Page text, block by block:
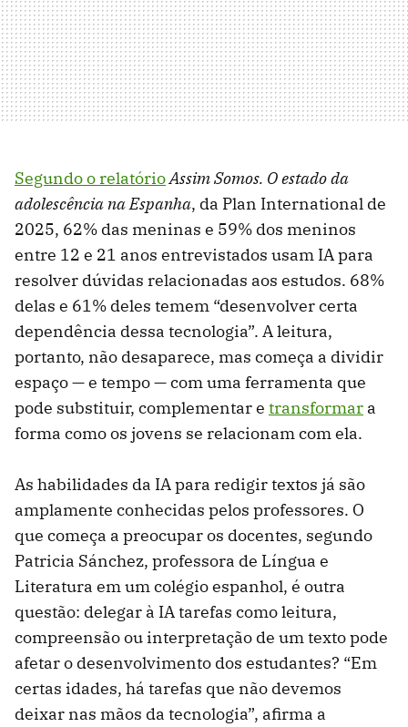
Segundo o relatórioAssim Somos. O estado da
adolescência na Espanha, da Plan International de
2025, 62% das meninas e 59% dos meninos
entre 12 e 21 anos entrevistados usam IA para
resolver dúvidas relacionadas aos estudos. 68%
delas e 61% deles temem “desenvolver certa
dependência dessa tecnologia”. A leitura,
portanto, não desaparece, mas começa a dividir
espaço — e tempo — com uma ferramenta que
pode substituir, complementar e transformar a
forma como os jovens se relacionam com ela.
As habilidades da IA para redigir textos já são
amplamente conhecidas pelos professores. O
que começa a preocupar os docentes, segundo
Patricia Sánchez, professora de Língua e
Literatura em um colégio espanhol, é outra
questão: delegar à IA tarefas como leitura,
compreensão ou interpretação de um texto pode
afetar o desenvolvimento dos estudantes? “Em
certas idades, há tarefas que não devemos
deixar nas mãos da tecnologia”, afirma a